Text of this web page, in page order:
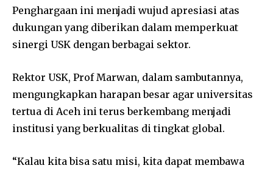
Penghargaan ini menjadi wujud apresiasi atas
dukungan yang diberikan dalam memperkuat
sinergi USK dengan berbagai sektor.
Rektor USK, Prof Marwan, dalam sambutannya,
mengungkapkan harapan besar agar universitas
tertua di Aceh ini terus berkembang menjadi
institusi yang berkualitas di tingkat global.
“Kalau kita bisa satu misi, kita dapat membawa